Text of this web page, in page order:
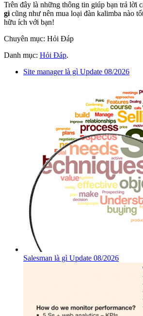
Trên đây là những thông tin giúp bạn trả lời
gì cũng như nên mua loại đàn kalimba nào
hữu ích với bạn!
Chuyên mục: Hỏi Đáp
Danh mục: Hỏi Đáp.
Site manager là gì Update 08/2026
Salesman là gì Update 08/2026